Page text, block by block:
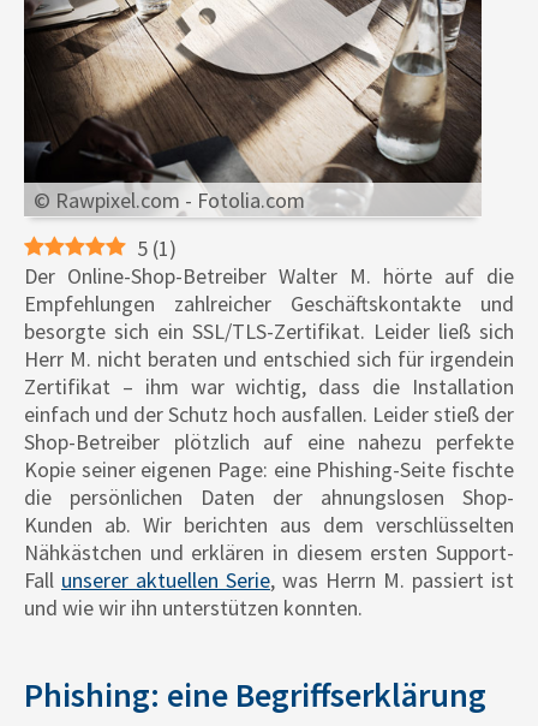
© Rawpixel.com - Fotolia.com
5 (1)
Der Online-Shop-Betreiber Walter M. hörte auf die
Empfehlungen zahlreicher Geschäftskontakte und
besorgte sich ein SSL/TLS-Zertifikat. Leider ließ sich
Herr M. nicht beraten und entschied sich für irgendein
Zertifikat – ihm war wichtig, dass die Installation
einfach und der Schutz hoch ausfallen. Leider stieß der
Shop-Betreiber plötzlich auf eine nahezu perfekte
Kopie seiner eigenen Page: eine Phishing-Seite fischte
die persönlichen Daten der ahnungslosen Shop-
Kunden ab. Wir berichten aus dem verschlüsselten
Nähkästchen und erklären in diesem ersten Support-
Fall unserer aktuellen Serie, was Herrn M. passiert ist
und wie wir ihn unterstützen konnten.
Phishing: eine Begriffserklärung